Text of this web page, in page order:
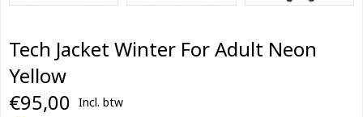
Tech Jacket Winter For Adult Neon
Yellow
€95,00 Incl. btw